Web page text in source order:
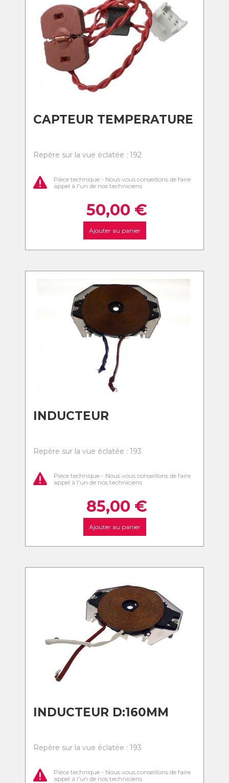
CAPTEUR TEMPERATURE
Repère sur la vue éclatée : 192
Pièce technique - Nous vous conseillons de faire
appel à l'un de nos techniciens
50,00 €
Ajouter au panier
INDUCTEUR
Repère sur la vue éclatée : 193
Pièce technique - Nous vous conseillons de faire
appel à l'un de nos techniciens
85,00 €
Ajouter au panier
INDUCTEUR D:160MM
Repère sur la vue éclatée : 193
Pièce technique - Nous vous conseillons de faire
appel à l'un de nos techniciens